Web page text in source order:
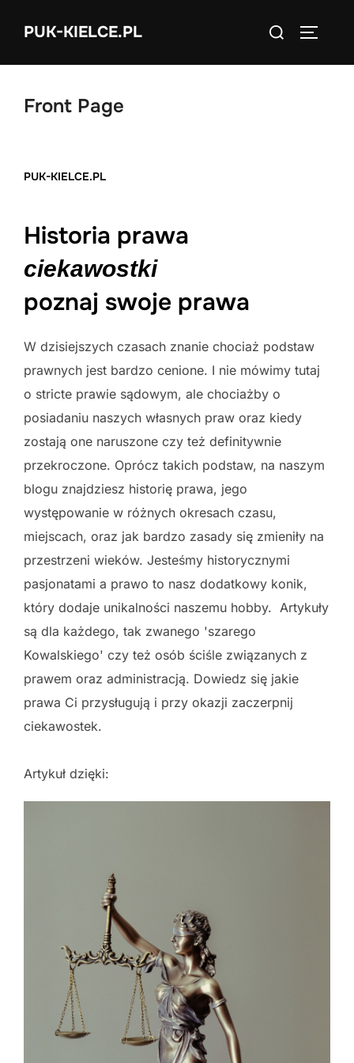
PUK-KIELCE.PL
Search
Front Page
PUK-KIELCE.PL
Historia prawa
ciekawostki
poznaj swoje prawa
W dzisiejszych czasach znanie chociaż podstaw
prawnych jest bardzo cenione. I nie mówimy tutaj
o stricte prawie sądowym, ale chociażby o
posiadaniu naszych własnych praw oraz kiedy
zostają one naruszone czy też definitywnie
przekroczone. Oprócz takich podstaw, na naszym
blogu znajdziesz historię prawa, jego
występowanie w różnych okresach czasu,
miejscach, oraz jak bardzo zasady się zmieniły na
przestrzeni wieków. Jesteśmy historycznymi
pasjonatami a prawo to nasz dodatkowy konik,
który dodaje unikalności naszemu hobby. Artykuły
są dla każdego, tak zwanego 'szarego
Kowalskiego' czy też osób ściśle związanych z
prawem oraz administracją. Dowiedz się jakie
prawa Ci przysługują i przy okazji zaczerpnij
ciekawostek.
Artykuł dzięki: